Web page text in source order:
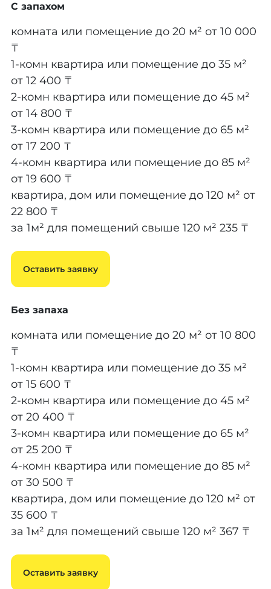
С запахом
комната или помещение до 20 м² от 10 000
₸
1-комн квартира или помещение до 35 м²
от 12 400 ₸
2-комн квартира или помещение до 45 м²
от 14 800 ₸
3-комн квартира или помещение до 65 м²
от 17 200 ₸
4-комн квартира или помещение до 85 м²
от 19 600 ₸
квартира, дом или помещение до 120 м² от
22 800 ₸
за 1м² для помещений свыше 120 м² 235 ₸
Оставить заявку
Без запаха
комната или помещение до 20 м² от 10 800
₸
1-комн квартира или помещение до 35 м²
от 15 600 ₸
2-комн квартира или помещение до 45 м²
от 20 400 ₸
3-комн квартира или помещение до 65 м²
от 25 200 ₸
4-комн квартира или помещение до 85 м²
от 30 500 ₸
квартира, дом или помещение до 120 м² от
35 600 ₸
за 1м² для помещений свыше 120 м² 367 ₸
Оставить заявку